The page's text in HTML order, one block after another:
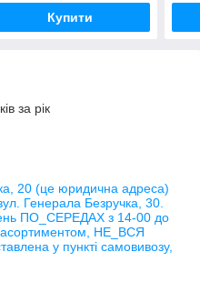
Купити
за рік
20 (це юридична адреса)
Генерала Безручка, 30.
ПО_СЕРЕДАХ з 14-00 до
асортиментом, НЕ_ВСЯ
у пункті самовивозу,